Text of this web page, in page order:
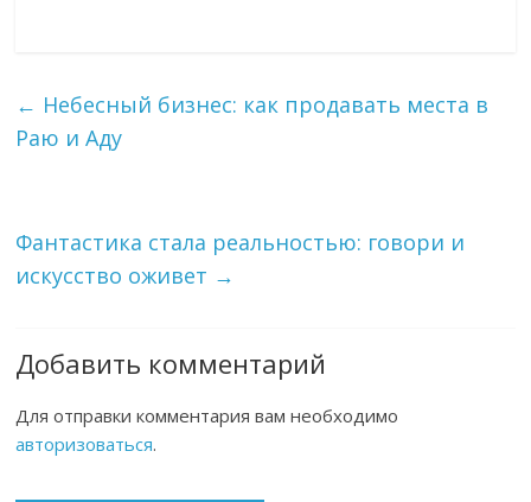
← Небесный бизнес: как продавать места в
Раю и Аду
Фантастика стала реальностью: говори и
искусство оживет →
Добавить комментарий
Для отправки комментария вам необходимо
авторизоваться.